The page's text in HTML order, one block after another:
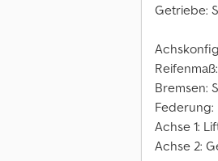
Getriebe:
Bremsen:
Achse 1:
Achse 2: